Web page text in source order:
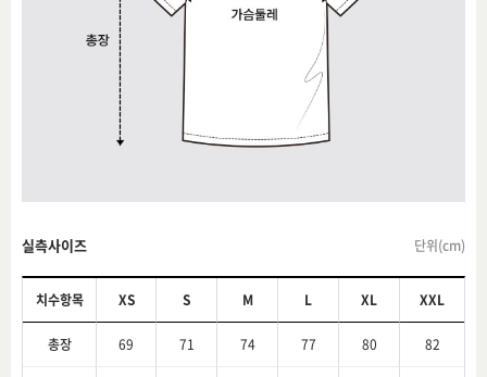
실측사이즈 단위(cm)
치수항목 XS S M L XL XXL
총장 69 71 74 77 80 82